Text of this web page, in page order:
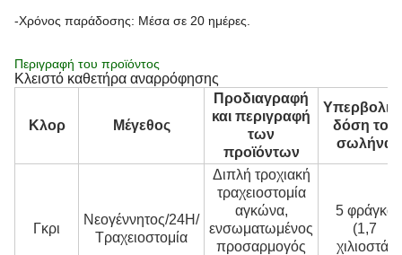
-Χρόνος παράδοσης: Μέσα σε 20 ημέρες.
Περιγραφή του προϊόντος
Κλειστό καθετήρα αναρρόφησης
Κλορ Μέγεθος
Προδιαγραφή
και περιγραφή
των
προϊόντων
δόση του
σωλήνα
Γκρι
Νεογέννητος/24H/
Τραχειοστομία
Διπλή τροχιακή
τραχειοστομία
αγκώνα,
ενσωματωμένος
προσαρμογός
5 φράγκα
(1,7
χιλιοστά)